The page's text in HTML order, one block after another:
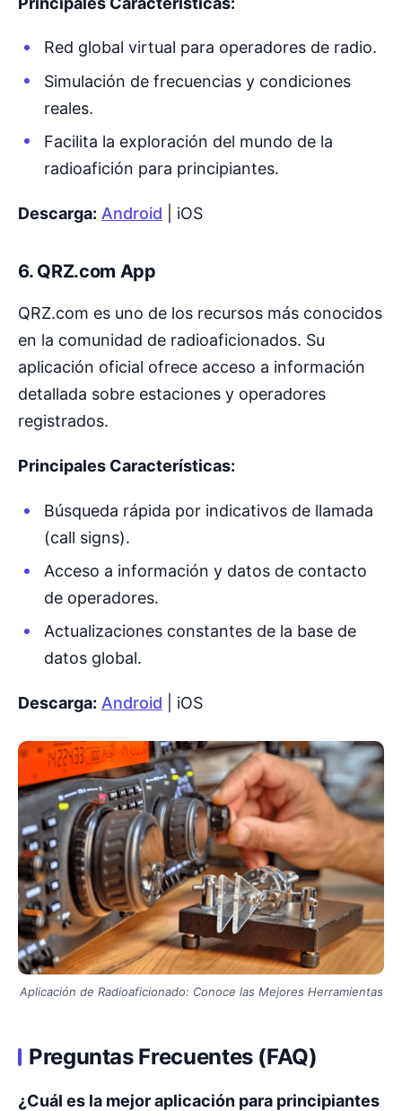
Red global virtual para operadores de radio.
Simulación de frecuencias y condiciones
reales.
Facilita la exploración del mundo de la
radioafición para principiantes.
Descarga: Android | iOS
6. QRZ.com App
QRZ.com es uno de los recursos más conocidos
en la comunidad de radioaficionados. Su
aplicación oficial ofrece acceso a información
detallada sobre estaciones y operadores
registrados.
Principales Características:
Búsqueda rápida por indicativos de llamada
(call signs).
Acceso a información y datos de contacto
de operadores.
Actualizaciones constantes de la base de
datos global.
Descarga: Android | iOS
Aplicación de Radioaficionado: Conoce las Mejores Herramientas
Preguntas Frecuentes (FAQ)
¿Cuál es la mejor aplicación para principiantes